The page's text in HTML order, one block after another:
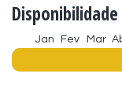
Jan Fev Mar